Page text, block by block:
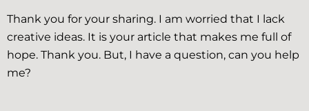
Thank you for your sharing. I am worried that I lack
creative ideas. It is your article that makes me full of
hope. Thank you. But, I have a question, can you help
me?